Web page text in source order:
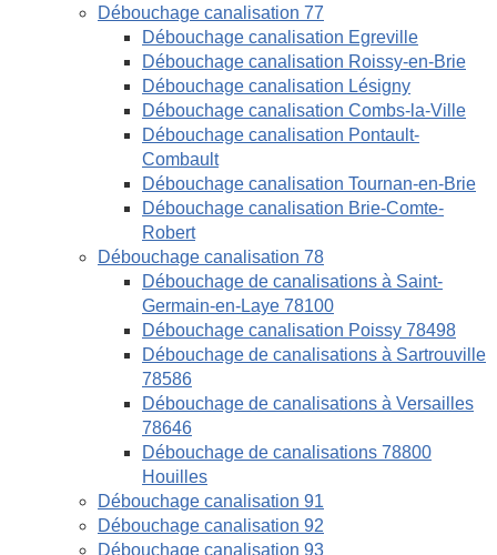
Débouchage canalisation 77
Débouchage canalisation Egreville
Débouchage canalisation Roissy-en-Brie
Débouchage canalisation Lésigny
Débouchage canalisation Combs-la-Ville
Débouchage canalisation Pontault-
Combault
Débouchage canalisation Tournan-en-Brie
Débouchage canalisation Brie-Comte-
Robert
Débouchage canalisation 78
Débouchage de canalisations à Saint-
Germain-en-Laye 78100
Débouchage canalisation Poissy 78498
Débouchage de canalisations à Sartrouville
78586
Débouchage de canalisations à Versailles
78646
Débouchage de canalisations 78800
Houilles
Débouchage canalisation 91
Débouchage canalisation 92
Débouchage canalisation 93